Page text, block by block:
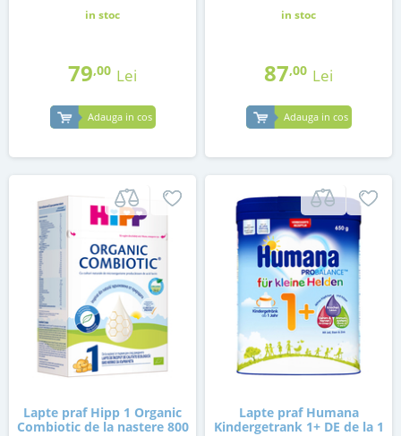
in stoc
79,00 Lei
Adauga in cos
in stoc
87,00 Lei
Adauga in cos
Lapte praf Hipp 1 Organic
Combiotic de la nastere 800
Lapte praf Humana
Kindergetrank 1+ DE de la 1